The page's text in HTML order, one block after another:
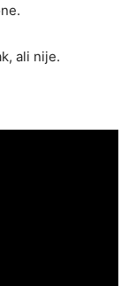
ali nije.